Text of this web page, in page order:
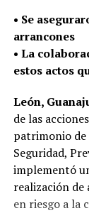
La Secretaría
Ciudadana
calles para
ser utilizadas
•⁠ ⁠Se
arrancones
•⁠ ⁠La
estos actos
León,
de las
patrimonio de
Seguridad,
implementó
realización
en riesgo a la